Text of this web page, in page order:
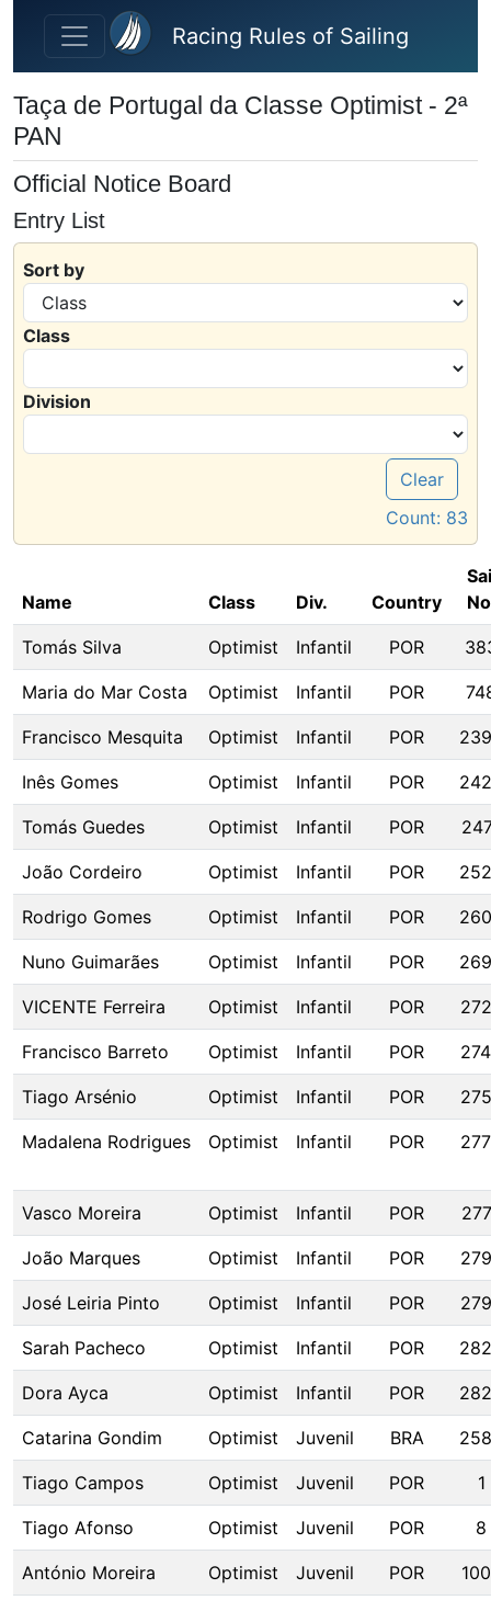
Skip to main content
Racing Rules of Sailing
Taça de Portugal da Classe Optimist - 2ª
PAN
Official Notice Board
Entry List
Sort by
Class
Division
Clear
Count: 83
Name Class Div. Country
Tomás Silva Optimist Infantil POR
Maria do Mar Costa Optimist Infantil POR
Francisco Mesquita Optimist Infantil POR
Inês Gomes Optimist Infantil POR
Tomás Guedes Optimist Infantil POR
João Cordeiro Optimist Infantil POR
Rodrigo Gomes Optimist Infantil POR
Nuno Guimarães Optimist Infantil POR
VICENTE Ferreira Optimist Infantil POR
Francisco Barreto Optimist Infantil POR
Tiago Arsénio Optimist Infantil POR
Madalena Rodrigues Optimist Infantil POR
Vasco Moreira Optimist Infantil POR
João Marques Optimist Infantil POR
José Leiria Pinto Optimist Infantil POR
Sarah Pacheco Optimist Infantil POR
Dora Ayca Optimist Infantil POR
Catarina Gondim Optimist Juvenil BRA
Tiago Campos Optimist Juvenil POR 1
Tiago Afonso Optimist Juvenil POR 8
António Moreira Optimist Juvenil POR